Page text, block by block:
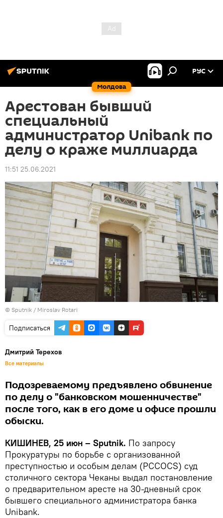
Молдова
РУС
Арестован бывший
специальный
администратор Unibank по
делу о краже миллиарда
11:51 25.06.2021
© Sputnik / Miroslav Rotari
Подписаться
Дмитрий Терехов
Все материалы
Подозреваемому предъявлено обвинение
по делу о "банковском мошенничестве"
после того, как в его доме и офисе прошли
обыски.
КИШИНЕВ, 25 июн – Sputnik. По запросу
Прокуратуры по борьбе с организованной
преступностью и особым делам (PCCOCS) суд
столичного сектора Чеканы выдал постановление
о предварительном аресте на 30-дневный срок
бывшего специального администратора банка
Unibank.